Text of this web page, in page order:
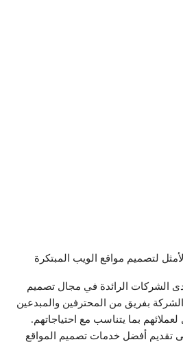
لتصميم مواقع الويب المبتكرة
الشركات الرائدة في مجال تصميم
بفريق من المحترفين والمبدعين
بما يتناسب مع احتياجاتهم.
أفضل خدمات تصميم المواقع